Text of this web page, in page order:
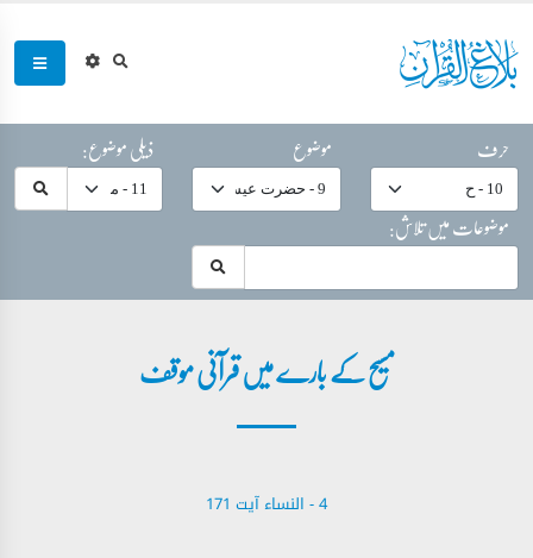
حرف موضوع
ذیلی موضوع:
موضوعات میں تلاش:
مسیح کے بارے میں قرآنی موقف
4 - ‎النساء‎ آیت 171